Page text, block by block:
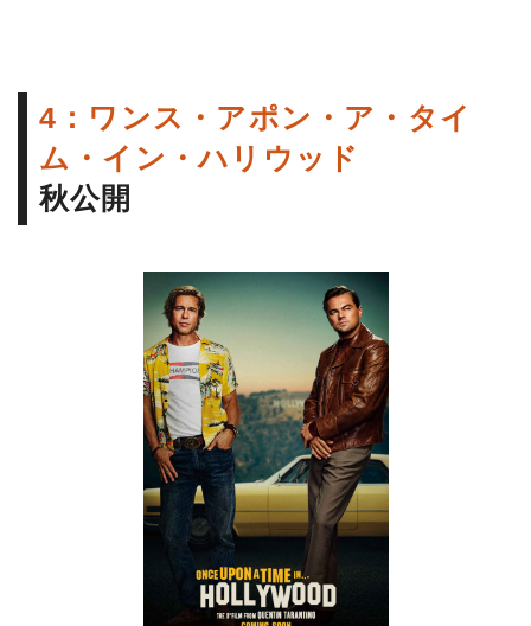
4：ワンス・アポン・ア・タイ
ム・イン・ハリウッド
秋公開